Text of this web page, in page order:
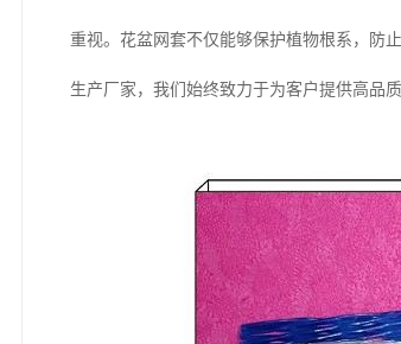
重视。花盆网套不仅能够保护植物根系，防
生产厂家，我们始终致力于为客户提供高品